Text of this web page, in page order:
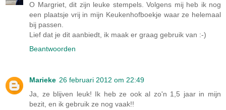
O Margriet, dit zijn leuke stempels. Volgens mij heb ik nog
een plaatsje vrij in mijn Keukenhofboekje waar ze helemaal
bij passen.
Lief dat je dit aanbiedt, ik maak er graag gebruik van :-)
Beantwoorden
Marieke 26 februari 2012 om 22:49
Ja, ze blijven leuk! Ik heb ze ook al zo'n 1,5 jaar in mijn
bezit, en ik gebruik ze nog vaak!!